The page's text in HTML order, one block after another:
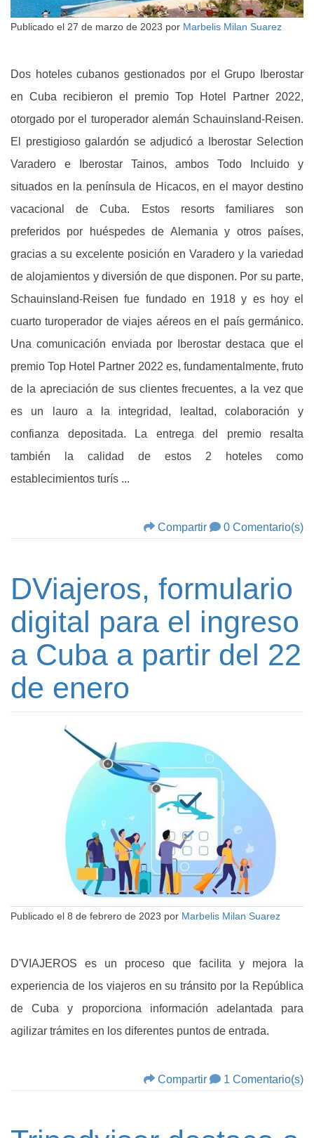
Publicado el 27 de marzo de 2023 por Marbelis Milan Suarez
Dos hoteles cubanos gestionados por el Grupo Iberostar
en Cuba recibieron el premio Top Hotel Partner 2022,
otorgado por el turoperador alemán Schauinsland-Reisen.
El prestigioso galardón se adjudicó a Iberostar Selection
Varadero e Iberostar Tainos, ambos Todo Incluido y
situados en la península de Hicacos, en el mayor destino
vacacional de Cuba. Estos resorts familiares son
preferidos por huéspedes de Alemania y otros países,
gracias a su excelente posición en Varadero y la variedad
de alojamientos y diversión de que disponen. Por su parte,
Schauinsland-Reisen fue fundado en 1918 y es hoy el
cuarto turoperador de viajes aéreos en el país germánico.
Una comunicación enviada por Iberostar destaca que el
premio Top Hotel Partner 2022 es, fundamentalmente, fruto
de la apreciación de sus clientes frecuentes, a la vez que
es un lauro a la integridad, lealtad, colaboración y
confianza depositada. La entrega del premio resalta
también la calidad de estos 2 hoteles como
establecimientos turís ...
Compartir 0 Comentario(s)
DViajeros, formulario
digital para el ingreso
a Cuba a partir del 22
de enero
Publicado el 8 de febrero de 2023 por Marbelis Milan Suarez
D'VIAJEROS es un proceso que facilita y mejora la
experiencia de los viajeros en su tránsito por la República
de Cuba y proporciona información adelantada para
agilizar trámites en los diferentes puntos de entrada.
Compartir 1 Comentario(s)